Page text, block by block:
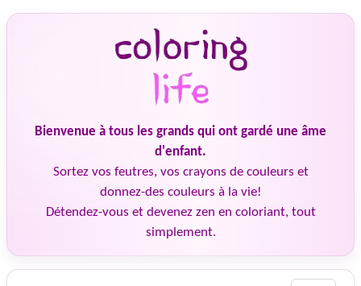
Bienvenue à tous les grands qui ont gardé une âme
d'enfant.
Sortez vos feutres, vos crayons de couleurs et
donnez-des couleurs à la vie!
Détendez-vous et devenez zen en coloriant, tout
simplement.